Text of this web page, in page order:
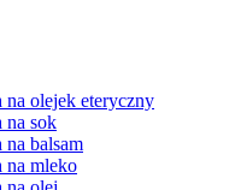
na olejek eteryczny
na sok
na balsam
na mleko